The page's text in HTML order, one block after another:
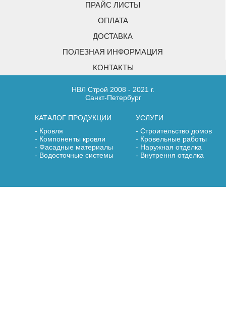
ПРАЙС ЛИСТЫ
ОПЛАТА
ДОСТАВКА
ПОЛЕЗНАЯ ИНФОРМАЦИЯ
КОНТАКТЫ
НВЛ Строй 2008 - 2021 г.
Санкт-Петербург
КАТАЛОГ ПРОДУКЦИИ
Кровля
Компоненты кровли
Фасадные материалы
Водосточные системы
УСЛУГИ
Строительство домов
Кровельные работы
Наружная отделка
Внутрення отделка